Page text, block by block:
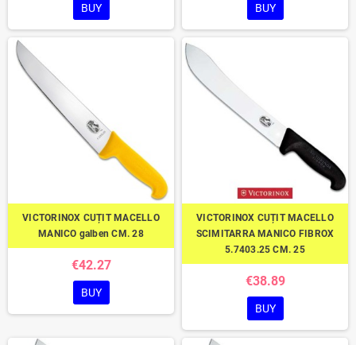
BUY BUY
VICTORINOX CUȚIT MACELLO
MANICO galben CM. 28
€42.27
BUY
VICTORINOX CUȚIT MACELLO
SCIMITARRA MANICO FIBROX
5.7403.25 CM. 25
€38.89
BUY